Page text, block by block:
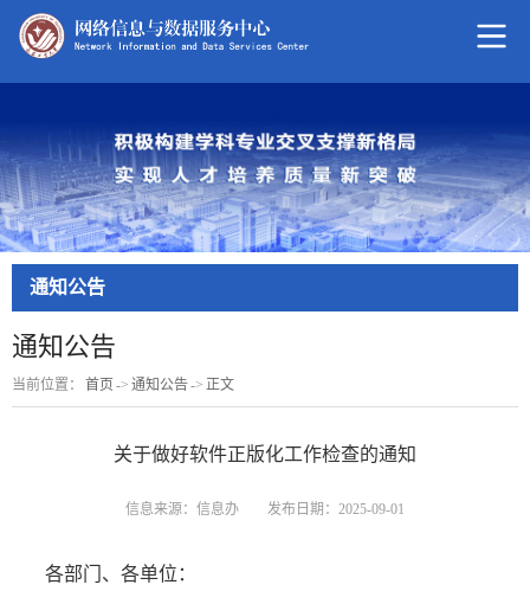
通知公告
通知公告
当前位置： 首页 -> 通知公告-> 正文
关于做好软件正版化工作检查的通知
信息来源：信息办 发布日期：2025-09-01
各部门、各单位：